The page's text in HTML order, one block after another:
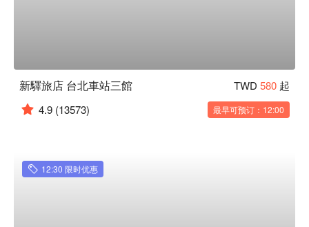
新驛旅店 台北車站三館 TWD 580 起
4.9 (13573) 最早可预订：12:00
12:30 限时优惠